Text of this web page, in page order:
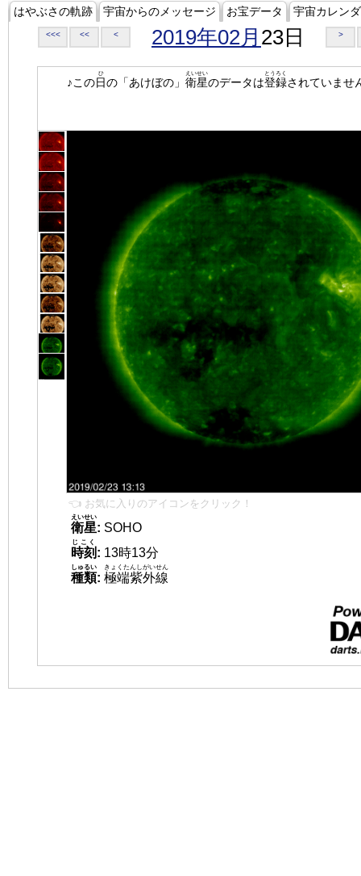
はやぶさの軌跡 宇宙からのメッセージ お宝データ 宇宙カレン
<<< << < 2019年02月 23日 >
♪この日
ひ
の「あけぼの」 衛星
えいせい
のデータは登録
とうろく
されていませ
👈 お気に入りのアイコンをクリック！
衛星
えいせい
: SOHO
時刻
じこく
: 13時13分
種類
しゅるい
: 極端紫外線
きょくたんしがいせん